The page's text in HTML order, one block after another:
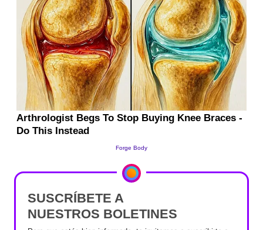
SUSCRÍBETE A
NUESTROS BOLETINES